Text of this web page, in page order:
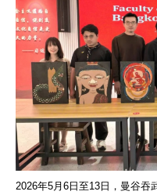
2026年5月6日至13日，曼谷吞